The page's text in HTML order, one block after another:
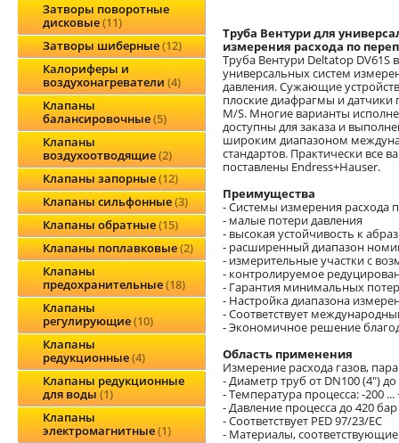
Затворы поворотные
дисковые 11
Затворы шиберные 12
Калориферы и
воздухонагреватели 4
Клапаны
балансировочные 5
Клапаны
воздухоотводящие 2
Клапаны запорные 12
Клапаны сильфонные 3
Клапаны обратные 15
Клапаны поплавковые 2
Клапаны
предохранительные 18
Клапаны
регулирующие 10
Клапаны
редукционные 4
Клапаны редукционные
для воды 1
Клапаны
электромагнитные 1
Труба Вентури для
измерения расхода по
Труба Вентури Deltatop DV61S
универсальных систем
давления. Сужающие
плоские диафрагмы и датчики
M/S. Многие варианты
доступны для заказа и
широким диапазоном
стандартов. Практически все
поставлены Endress+Hauser.
Преимущества
- Cистемы измерения расхода
- малые потери давления
- высокая устойчивость к
- расширенный диапазон
- измерительные участки с
- контролируемое
- Гарантия минимальных
- Настройка диапазона
- Соответствует
- Экономичное решение
Область применения
Измерение расхода газов,
- Диаметр труб от DN100 (4") до
- Температура процесса: -200 ...
- Давление процесса до 420 бар
- Соответствует PED 97/23/EC
- Материалы,